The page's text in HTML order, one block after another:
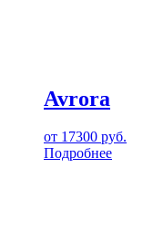
Avrora
от 17300 руб.
Подробнее